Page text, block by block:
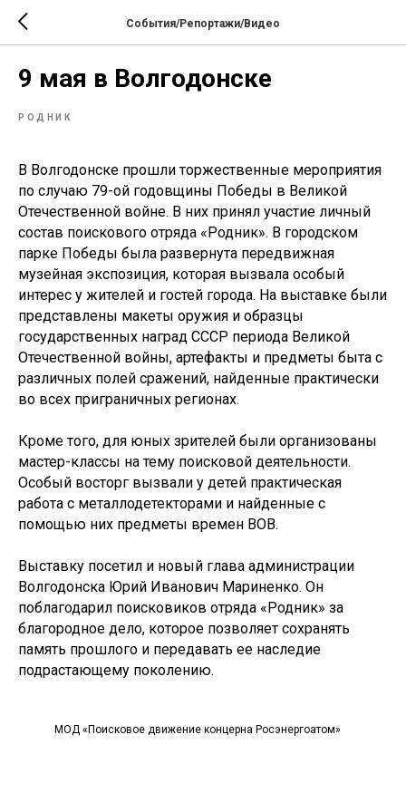
События/Репортажи/Видео
9 мая в Волгодонске
РОДНИК
В Волгодонске прошли торжественные мероприятия
по случаю 79-ой годовщины Победы в Великой
Отечественной войне. В них принял участие личный
состав поискового отряда «Родник». В городском
парке Победы была развернута передвижная
музейная экспозиция, которая вызвала особый
интерес у жителей и гостей города. На выставке были
представлены макеты оружия и образцы
государственных наград СССР периода Великой
Отечественной войны, артефакты и предметы быта с
различных полей сражений, найденные практически
во всех приграничных регионах.
Кроме того, для юных зрителей были организованы
мастер-классы на тему поисковой деятельности.
Особый восторг вызвали у детей практическая
работа с металлодетекторами и найденные с
помощью них предметы времен ВОВ.
Выставку посетил и новый глава администрации
Волгодонска Юрий Иванович Мариненко. Он
поблагодарил поисковиков отряда «Родник» за
благородное дело, которое позволяет сохранять
память прошлого и передавать ее наследие
подрастающему поколению.
МОД «Поисковое движение концерна Росэнергоатом»